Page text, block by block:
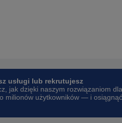
usługi lub rekrutujesz
jak dzięki naszym rozwiązaniom dla
milionów użytkowników — i osiągnąć